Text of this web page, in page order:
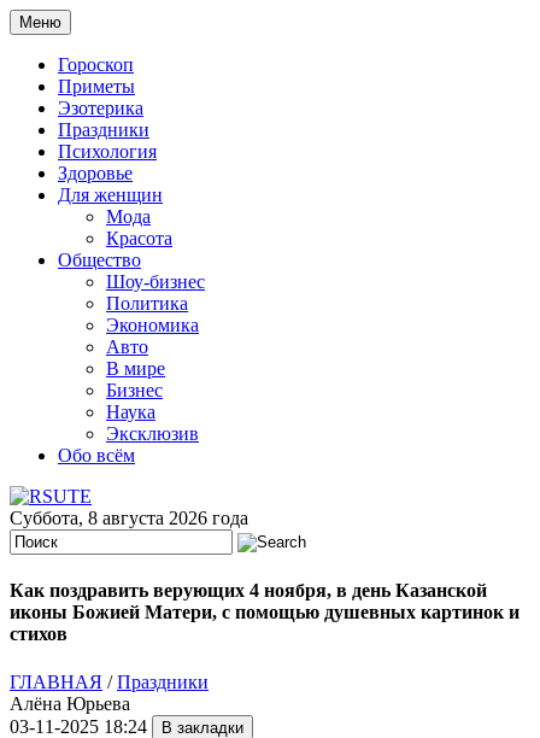
Меню
Гороскоп
Приметы
Эзотерика
Праздники
Психология
Здоровье
Для женщин
Мода
Красота
Общество
Шоу-бизнес
Политика
Экономика
Авто
В мире
Бизнес
Наука
Эксклюзив
Обо всём
Суббота, 8 августа 2026 года
Как поздравить верующих 4 ноября, в день Казанской
иконы Божией Матери, с помощью душевных картинок и
стихов
ГЛАВНАЯ /Праздники
Алёна Юрьева
03-11-2025 18:24